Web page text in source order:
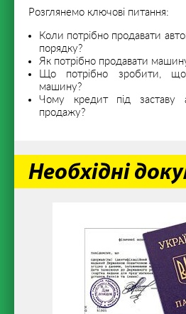
Розглянемо ключові питання:
Коли потрібно продавати
порядку?
Як потрібно продавати
Що потрібно зробити,
машину?
Чому кредит під заставу
продажу?
Необхідні